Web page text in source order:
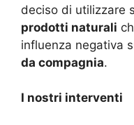
deciso di utilizzare
prodotti naturali
influenza negativa
da compagnia.
I nostri interventi